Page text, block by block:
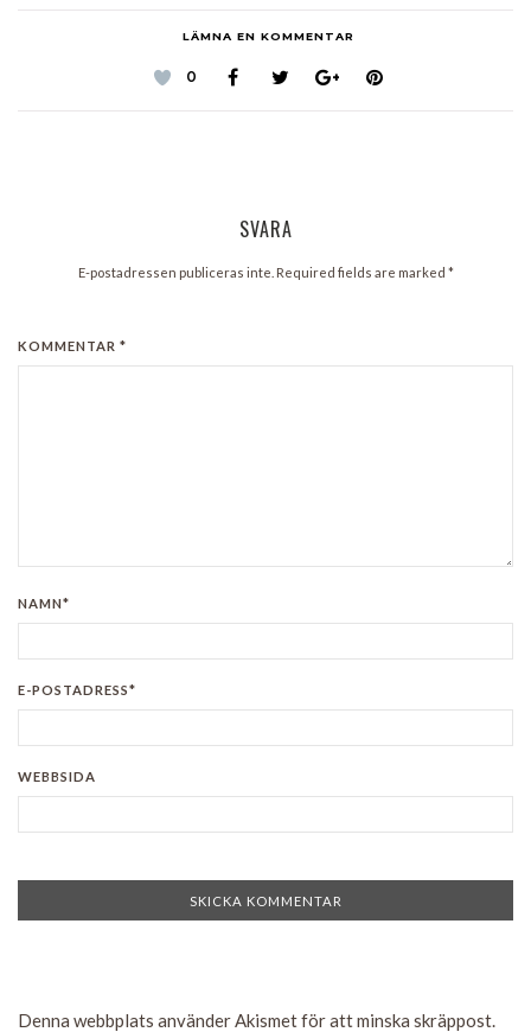
LÄMNA EN KOMMENTAR
0
SVARA
E-postadressen publiceras inte. Required fields are marked *
KOMMENTAR *
NAMN*
E-POSTADRESS*
WEBBSIDA
Denna webbplats använder Akismet för att minska skräppost.